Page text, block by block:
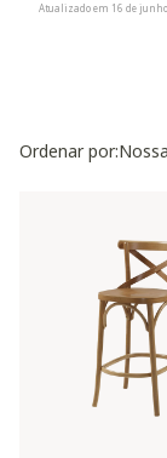
Atualizado em 16 de
Ordenar por: